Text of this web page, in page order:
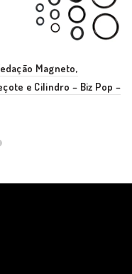
Magneto,
e Cilindro – Biz Pop –